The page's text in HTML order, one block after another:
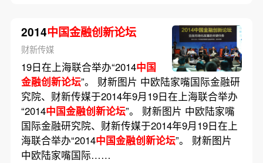
2014中国金融创新论坛
财新传媒
19日在上海联合举办“2014中国
金融创新论坛”。 财新图片 中欧陆家嘴国际金融研
究院、财新传媒于2014年9月19日在上海联合举办
“2014中国金融创新论坛”。 财新图片 中欧陆家嘴
国际金融研究院、财新传媒于2014年9月19日在上
海联合举办“2014中国金融创新论坛”。 财新图片
中欧陆家嘴国际……